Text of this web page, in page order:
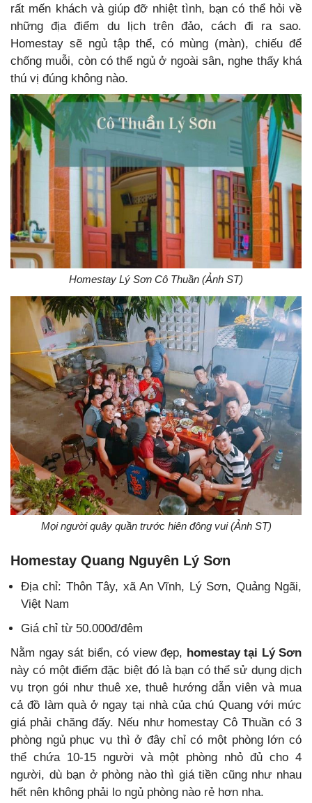
rất mến khách và giúp đỡ nhiệt tình, bạn có thể hỏi về
những địa điểm du lịch trên đảo, cách đi ra sao.
Homestay sẽ ngủ tập thể, có mùng (màn), chiếu để
chống muỗi, còn có thể ngủ ở ngoài sân, nghe thấy khá
thú vị đúng không nào.
Homestay Lý Sơn Cô Thuần (Ảnh ST)
Mọi người quây quần trước hiên đông vui (Ảnh ST)
Homestay Quang Nguyên Lý Sơn
Địa chỉ: Thôn Tây, xã An Vĩnh, Lý Sơn, Quảng Ngãi,
Việt Nam
Giá chỉ từ 50.000đ/đêm
Nằm ngay sát biển, có view đẹp, homestay tại Lý Sơn
này có một điểm đặc biệt đó là bạn có thể sử dụng dịch
vụ trọn gói như thuê xe, thuê hướng dẫn viên và mua
cả đồ làm quà ở ngay tại nhà của chú Quang với mức
giá phải chăng đấy. Nếu như homestay Cô Thuần có 3
phòng ngủ phục vụ thì ở đây chỉ có một phòng lớn có
thể chứa 10-15 người và một phòng nhỏ đủ cho 4
người, dù bạn ở phòng nào thì giá tiền cũng như nhau
hết nên không phải lo ngủ phòng nào rẻ hơn nha.